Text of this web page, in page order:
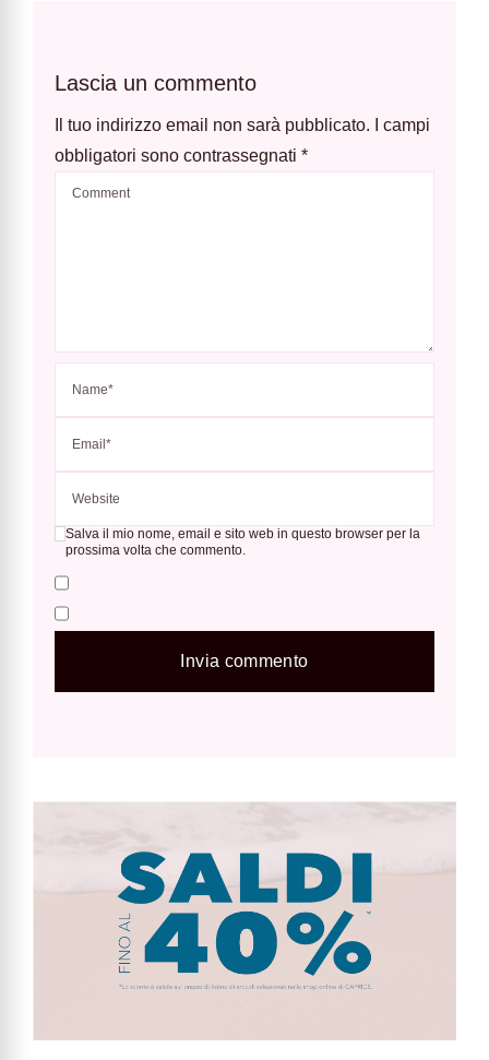
Lascia un commento
Il tuo indirizzo email non sarà pubblicato.
I campi
obbligatori sono contrassegnati *
Salva il mio nome, email e sito web in questo browser per la
prossima volta che commento.